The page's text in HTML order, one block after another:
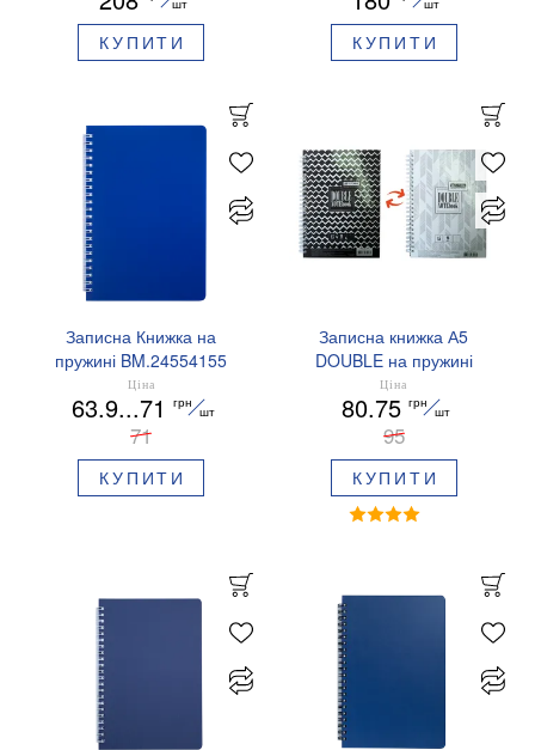
КУПИТИ КУПИТИ
Записна Книжка на
пружині BM.24554155
Ціна
63.9...71 грн
шт
71
КУПИТИ
Записна книжка А5
DOUBLE на пружині
96арк., клітка твердий
ламинир.обкладинка
Buromax BM.24571101
Ціна
80.75 грн
шт
95
КУПИТИ